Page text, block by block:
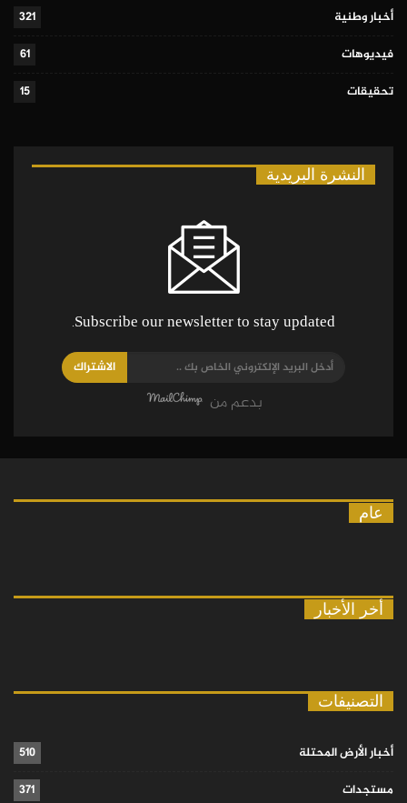
أخبار وطنية
321
فيديوهات
61
تحقيقات
15
النشرة البريدية
Subscribe our newsletter to stay updated.
الاشتراك
بدعم من
عام
أخر الأخبار
التصنيفات
أخبار الأرض المحتلة
510
مستجدات
371